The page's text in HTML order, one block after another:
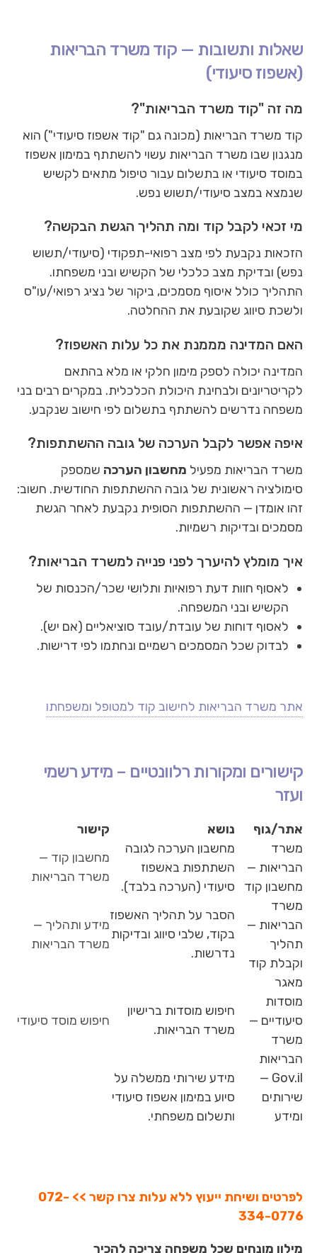
שאלות ותשובות — קוד משרד הבריאות
(אשפוז סיעודי)
מה זה "קוד משרד הבריאות"?
קוד משרד הבריאות (מכונה גם "קוד אשפוז סיעודי") הוא
מנגנון שבו משרד הבריאות עשוי להשתתף במימון אשפוז
במוסד סיעודי או בתשלום עבור טיפול מתאים לקשיש
שנמצא במצב סיעודי/תשוש נפש.
מי זכאי לקבל קוד ומה תהליך הגשת הבקשה?
הזכאות נקבעת לפי מצב רפואי-תפקודי (סיעודי/תשוש
נפש) ובדיקת מצב כלכלי של הקשיש ובני משפחתו.
התהליך כולל איסוף מסמכים, ביקור של נציג רפואי/עו"ס
ולשכת סיווג שקובעת את ההחלטה.
האם המדינה מממנת את כל עלות האשפוז?
המדינה יכולה לספק מימון חלקי או מלא בהתאם
לקריטריונים ולבחינת היכולת הכלכלית. במקרים רבים בני
משפחה נדרשים להשתתף בתשלום לפי חישוב שנקבע.
איפה אפשר לקבל הערכה של גובה ההשתתפות?
משרד הבריאות מפעיל מחשבון הערכה שמספק
סימולציה ראשונית של גובה ההשתתפות החודשית. חשוב:
זהו אומדן — ההשתתפות הסופית נקבעת לאחר הגשת
מסמכים ובדיקות רשמיות.
איך מומלץ להיערך לפני פנייה למשרד הבריאות?
לאסוף חוות דעת רפואיות ותלושי שכר/הכנסות של
הקשיש ובני המשפחה.
לאסוף דוחות של עובדת/עובד סוציאליים (אם יש).
לבדוק שכל המסמכים רשמיים ונחתמו לפי דרישות.
אתר משרד הבריאות לחישוב קוד למטופל ומשפחתו
קישורים ומקורות רלוונטיים – מידע רשמי
ועזר
אתר/גוף נושא
קישור
משרד
הבריאות —
מחשבון קוד
מחשבון הערכה לגובה
השתתפות באשפוז
סיעודי (הערכה בלבד).
מחשבון קוד —
משרד הבריאות
משרד
הבריאות —
תהליך
וקבלת קוד
הסבר על תהליך האשפוז
בקוד, שלבי סיווג ובדיקות
נדרשות.
מידע ותהליך —
משרד הבריאות
מאגר
מוסדות
סיעודיים —
משרד
הבריאות
חיפוש מוסדות ברישיון
משרד הבריאות.
חיפוש מוסד סיעודי
Gov.il —
שירותים
ומידע
מידע שירותי ממשלה על
סיוע במימון אשפוז סיעודי
ותשלום משפחתי.
לפרטים ושיחת ייעוץ ללא עלות צרו קשר >> 072-
334-0776
מילון מונחים שכל משפחה צריכה להכיר